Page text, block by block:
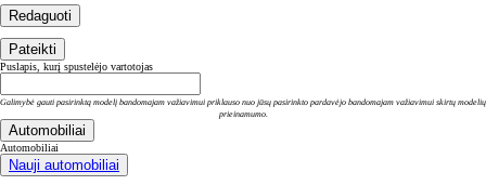
Redaguoti
Pateikti
Puslapis, kurį spustelėjo vartotojas
Galimybė gauti pasirinktą modelį bandomajam važiavimui priklauso nuo jūsų pasirinkto pardavėjo bandomajam važiavimui skirtų modelių
prieinamumo.
Automobiliai
Automobiliai
Nauji automobiliai